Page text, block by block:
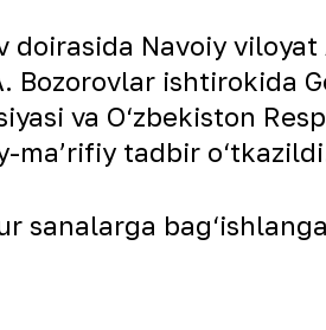
Navoiy viloyat
Bozorovlar ishtirokida
va O‘zbekiston
maʼrifiy tadbir
sanalarga